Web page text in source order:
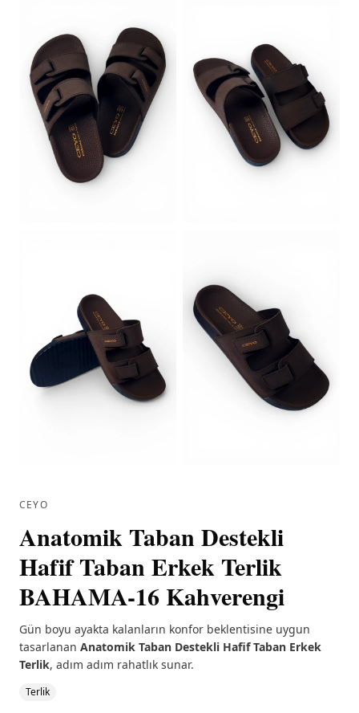
CEYO
Anatomik Taban Destekli
Hafif Taban Erkek Terlik
BAHAMA-16 Kahverengi
Gün boyu ayakta kalanların konfor beklentisine uygun
tasarlanan Anatomik Taban Destekli Hafif Taban Erkek
Terlik, adım adım rahatlık sunar.
Terlik